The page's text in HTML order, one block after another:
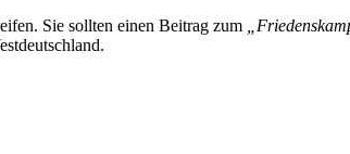
Sie sollten einen Beitrag zum